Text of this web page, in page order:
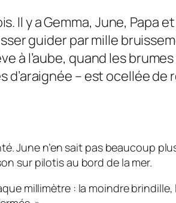
Il y a Gemma, June, Papa
guider par mille
à l’aube, quand les
– est ocellée de
June n’en sait pas beaucoup
sur pilotis au bord de la mer.
millimètre : la moindre